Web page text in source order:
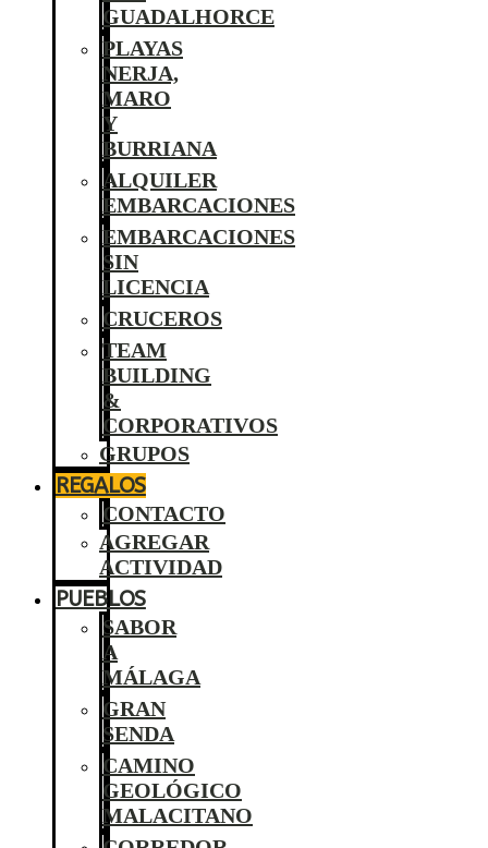
GUADALHORCE
PLAYAS
NERJA,
MARO
Y
BURRIANA
ALQUILER
EMBARCACIONES
EMBARCACIONES
SIN
LICENCIA
CRUCEROS
TEAM
BUILDING
&
CORPORATIVOS
GRUPOS
REGALOS
CONTACTO
AGREGAR
ACTIVIDAD
PUEBLOS
SABOR
A
MÁLAGA
GRAN
SENDA
CAMINO
GEOLÓGICO
MALACITANO